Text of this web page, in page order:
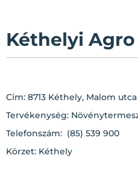
Kéthelyi
Cím: 8713 Kéthely, Malom utca
Tervékenység:
Telefonszám: (85) 539 900
Körzet: Kéthely